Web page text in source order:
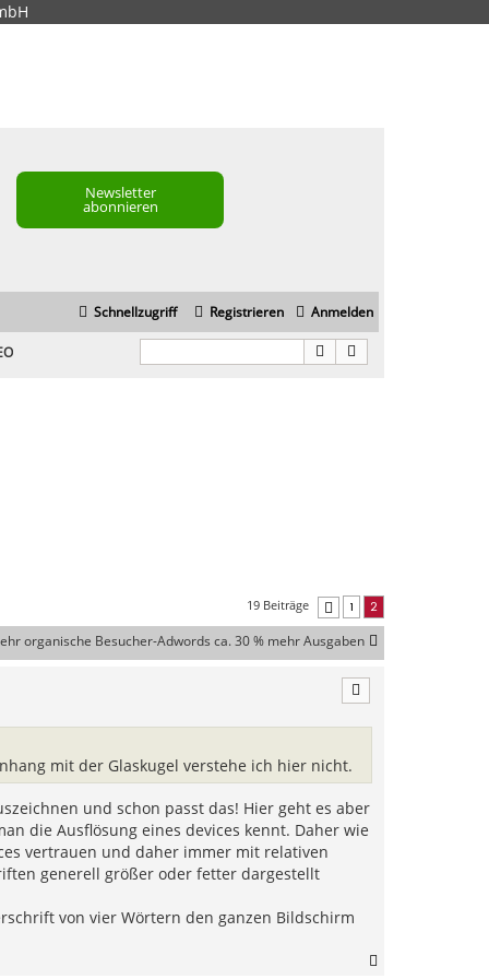
Newsletter
abonnieren
Schnellzugriff Anmelden
Registrieren
19 Beiträge Vorherige
1 2
organische Besucher-Adwords ca. 30 % mehr Ausgaben
mit der Glaskugel verstehe ich hier nicht.
und schon passt das! Hier geht es aber
die Ausflösung eines devices kennt. Daher wie
vertrauen und daher immer mit relativen
generell größer oder fetter dargestellt
von vier Wörtern den ganzen Bildschirm